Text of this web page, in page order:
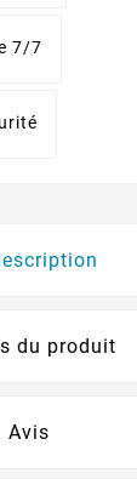
7/7
du produit
Avis